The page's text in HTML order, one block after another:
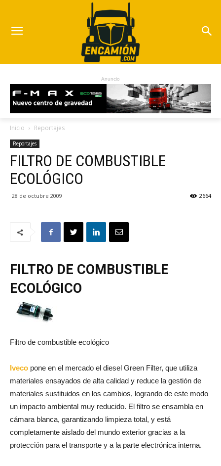
Anuncio
Inicio Reportajes
Reportajes
FILTRO DE COMBUSTIBLE
ECOLÓGICO
28 de octubre 2009 2664
FILTRO DE COMBUSTIBLE
ECOLÓGICO
Filtro de combustible ecológico
Iveco pone en el mercado el diesel Green Filter, que utiliza
materiales ensayados de alta calidad y reduce la gestión de
materiales sustituidos en los cambios, logrando de este modo
un impacto ambiental muy reducido. El filtro se ensambla en
cámara blanca, garantizando limpieza total, y está
completamente aislado del mundo exterior gracias a la
protección para el transporte y a la parte electrónica interna.